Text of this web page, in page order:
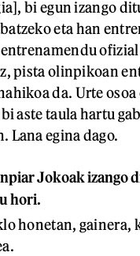
bi egun izango
eta han
pista olinpikoan
da. Urte osoa
aste taula hartu
Lana egina dago.
Jokoak izango
hori.
honetan, gainera,